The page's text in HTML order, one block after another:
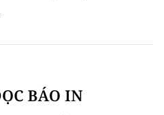
BÁO IN